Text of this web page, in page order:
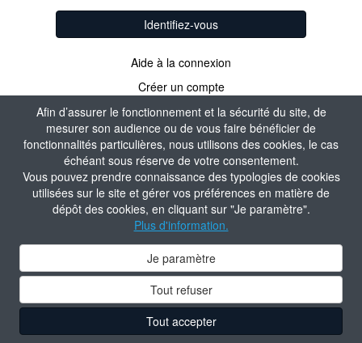
Afin d’assurer le fonctionnement et la sécurité du site, de
mesurer son audience ou de vous faire bénéficier de
fonctionnalités particulières, nous utilisons des cookies, le cas
échéant sous réserve de votre consentement.
Vous pouvez prendre connaissance des typologies de cookies
utilisées sur le site et gérer vos préférences en matière de
dépôt des cookies, en cliquant sur "Je paramètre".
Plus d'information.
Je paramètre
Tout refuser
Tout accepter
Identifiez-vous
Aide à la connexion
Créer un compte